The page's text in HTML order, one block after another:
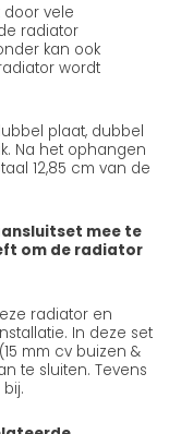
vele
radiator
kan ook
wordt
plaat, dubbel
Na het ophangen
12,85 cm van de
mee te
om de radiator
radiator en
In deze set
mm cv buizen &
te sluiten. Tevens